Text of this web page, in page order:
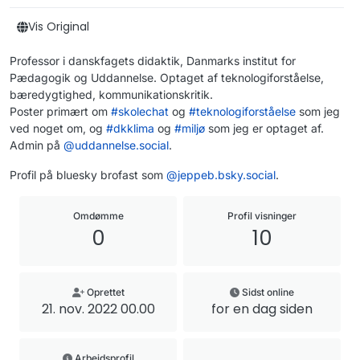
Vis Original
Professor i danskfagets didaktik, Danmarks institut for
Pædagogik og Uddannelse. Optaget af teknologiforståelse,
bæredygtighed, kommunikationskritik.
Poster primært om #skolechat og #teknologiforståelse som jeg
ved noget om, og #dkklima og #miljø som jeg er optaget af.
Admin på @uddannelse.social.
Profil på bluesky brofast som @jeppeb.bsky.social.
Omdømme
0
Profil visninger
10
Oprettet
21. nov. 2022 00.00
Sidst online
for en dag siden